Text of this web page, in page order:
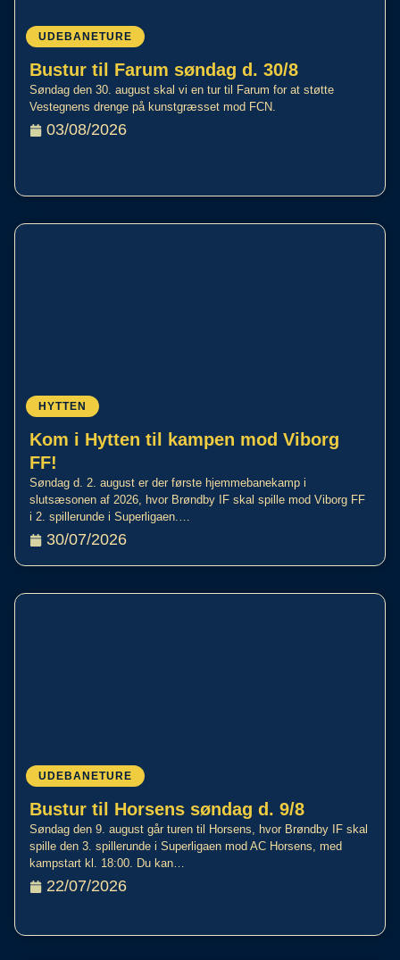
UDEBANETURE
Bustur til Farum søndag d. 30/8
Søndag den 30. august skal vi en tur til Farum for at støtte
Vestegnens drenge på kunstgræsset mod FCN.
03/08/2026
HYTTEN
Kom i Hytten til kampen mod Viborg
FF!
Søndag d. 2. august er der første hjemmebanekamp i
slutsæsonen af 2026, hvor Brøndby IF skal spille mod Viborg FF
i 2. spillerunde i Superligaen.…
30/07/2026
UDEBANETURE
Bustur til Horsens søndag d. 9/8
Søndag den 9. august går turen til Horsens, hvor Brøndby IF skal
spille den 3. spillerunde i Superligaen mod AC Horsens, med
kampstart kl. 18:00. Du kan…
22/07/2026